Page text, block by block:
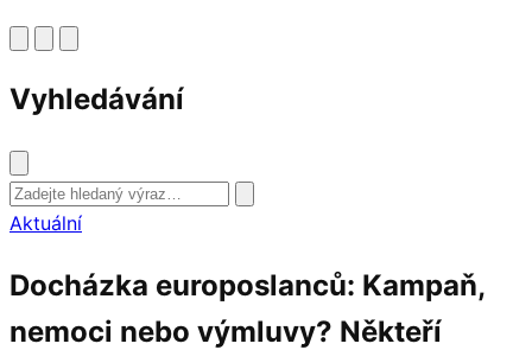
Vyhledávání
Vyhledat
Aktuální
Docházka europoslanců: Kampaň,
nemoci nebo výmluvy? Někteří